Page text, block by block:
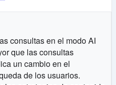
consultas en el modo AI
que las consultas
un cambio en el
de los usuarios.